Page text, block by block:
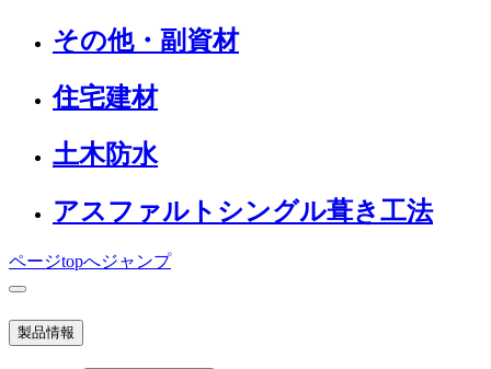
その他・副資材
住宅建材
土木防水
アスファルトシングル葺き工法
ページtopへジャンプ
製品情報